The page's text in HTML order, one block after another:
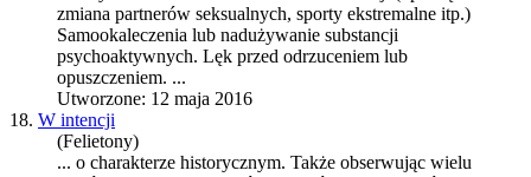
zmiana partnerów seksualnych, sporty ekstremalne itp.)
Samookaleczenia lub nadużywanie substancji
psychoaktywnych. Lęk przed odrzuceniem lub
opuszczeniem. ...
Utworzone: 12 maja 2016
18. W intencji
(Felietony)
... o charakterze historycznym. Także obserwując wielu